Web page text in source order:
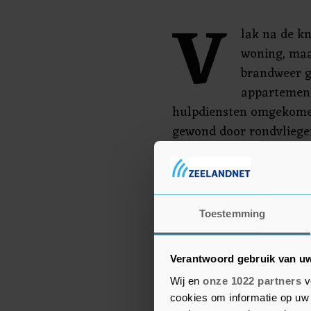
Toestemming
Verantwoord gebruik van
Wij en onze 1022 partners
cookies om informatie op
V
lak na de
woning,
brandweer
hulpdiensten
gewond door
plekke behandeld door
De explosie was
liftschaft en de deuren
het gebouw zijn